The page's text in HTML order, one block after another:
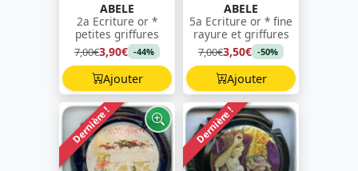
ABELE
2a Ecriture or *
petites griffures
7,00€3,90€ -44%
Ajouter
ABELE
5a Ecriture or * fine
rayure et griffures
7,00€3,50€ -50%
Ajouter
Dernière ! Dernière !